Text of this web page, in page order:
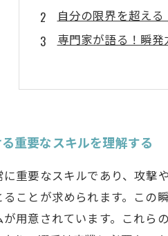
自分の限界を超え
専門家が語る！瞬
初心者から上級者
瞬発力を鍛えるこ
あなたも挑戦しよう
重要なスキルを理解する
重要なスキルであり、攻
ことが求められます。こ
用意されています。これ